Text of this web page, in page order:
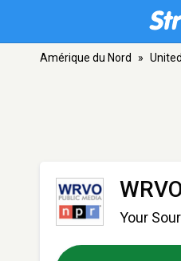
Amérique du Nord »
Your